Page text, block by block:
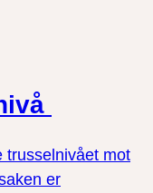
trusselnivået mot
er